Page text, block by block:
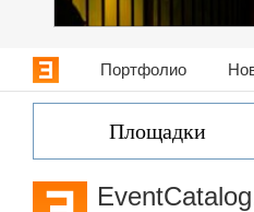
Портфолио
Площадки